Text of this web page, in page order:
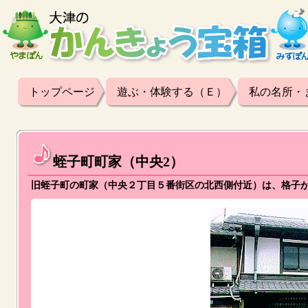
トップページ 遊ぶ・体験する（Ｅ） 私の名所・
蛭子町町家（中央2）
旧蛭子町の町家（中央２丁目５番街区の北西側付近）は、格